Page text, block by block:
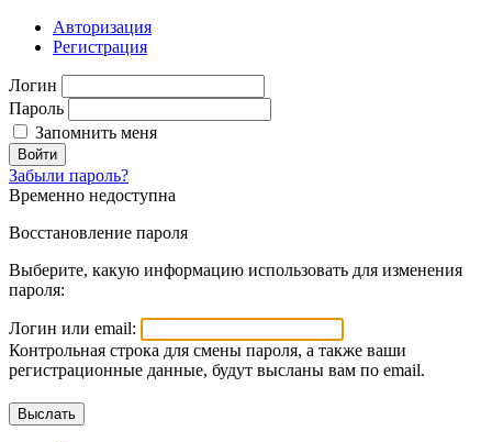
Авторизация
Регистрация
Логин
Пароль
Запомнить меня
Войти
Забыли пароль?
Временно недоступна
Восстановление пароля
Выберите, какую информацию использовать для изменения
пароля:
Логин или email:
Контрольная строка для смены пароля, а также ваши
регистрационные данные, будут высланы вам по email.